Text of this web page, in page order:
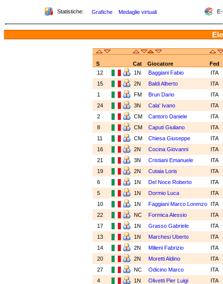
Statistiche: Grafiche Medaglie virtuali
S Cat Giocatore
Fed
12
1N Baggiani Fabio
ITA
15
2N Baldi Alberto
ITA
1
FM Brun Dario
ITA
24
3N Cala' Ivano
ITA
2
CM Cantoro Daniele
ITA
8
CM Caputi Giuliano
ITA
11
CM Chiesa Giuseppe
ITA
16
2N Cocina Giovanni
ITA
21
3N Cristiani Emanuele
ITA
19
2N Cutaia Loris
ITA
6
1N Del Noce Roberto
ITA
5
1N Dormio Luca
ITA
10
1N Faggiani Marco Lorenzo
ITA
22
NC Formica Alessio
ITA
17
1N Grasso Gabriele
ITA
13
1N Marchesi Uberto
ITA
14
2N Milieni Fabrizio
ITA
20
2N Moretti Aldino
ITA
27
NC Odicino Marco
ITA
4
1N Olivetti Pier Luigi
ITA